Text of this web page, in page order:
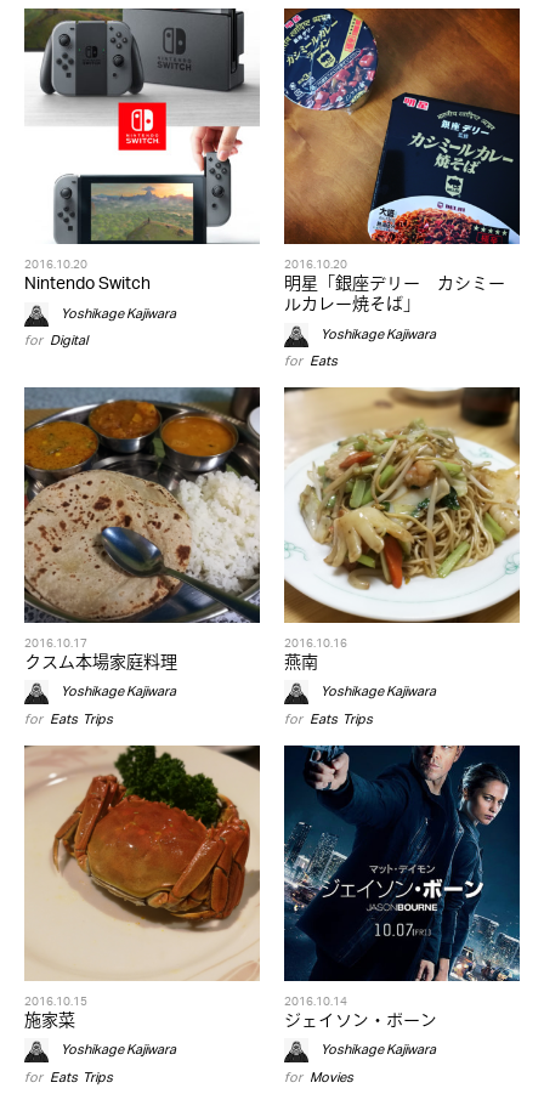
2016.10.20
Nintendo Switch
Yoshikage Kajiwara
for Digital
2016.10.20
明星「銀座デリー カシミー
ルカレー焼そば」
Yoshikage Kajiwara
for Eats
2016.10.17
クスム本場家庭料理
Yoshikage Kajiwara
for Eats, Trips
2016.10.16
燕南
Yoshikage Kajiwara
for Eats, Trips
2016.10.15
施家菜
Yoshikage Kajiwara
for Eats, Trips
2016.10.14
ジェイソン・ボーン
Yoshikage Kajiwara
for Movies